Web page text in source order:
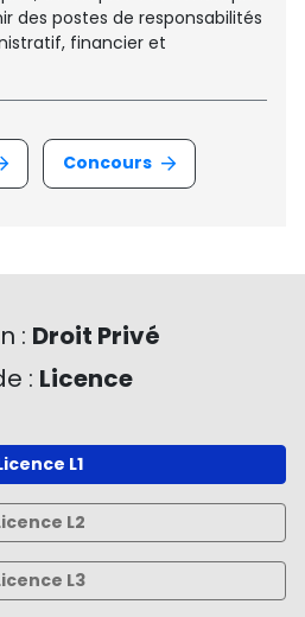
des postes de responsabilités
financier et
Concours
: Droit Privé
: Licence
L1
L2
L3